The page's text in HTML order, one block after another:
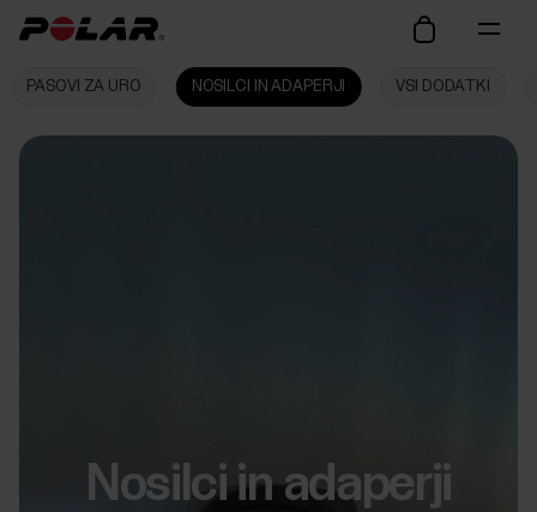
PASOVI ZA URO NOSILCI IN ADAPERJI VSI DODATKI
Nosilci in adaperji